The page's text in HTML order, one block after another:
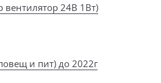
вентилятор 24В 1Вт)
и пит) до 2022г